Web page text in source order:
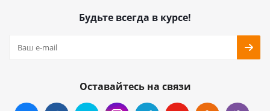
Будьте всегда в курсе!
Оставайтесь на связи